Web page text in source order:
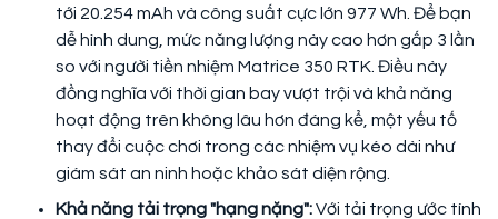
tới 20.254 mAh và công suất cực lớn 977 Wh. Để bạn
dễ hình dung, mức năng lượng này cao hơn gấp 3 lần
so với người tiền nhiệm Matrice 350 RTK. Điều này
đồng nghĩa với thời gian bay vượt trội và khả năng
hoạt động trên không lâu hơn đáng kể, một yếu tố
thay đổi cuộc chơi trong các nhiệm vụ kéo dài như
giám sát an ninh hoặc khảo sát diện rộng.
Khả năng tải trọng "hạng nặng":Với tải trọng ước tính